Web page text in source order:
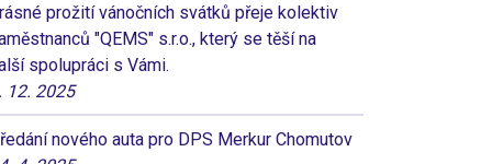
prožití vánočních svátků přeje kolektiv
"QEMS" s.r.o., který se těší na
spolupráci s Vámi.
12. 2025
nového auta pro DPS Merkur Chomutov